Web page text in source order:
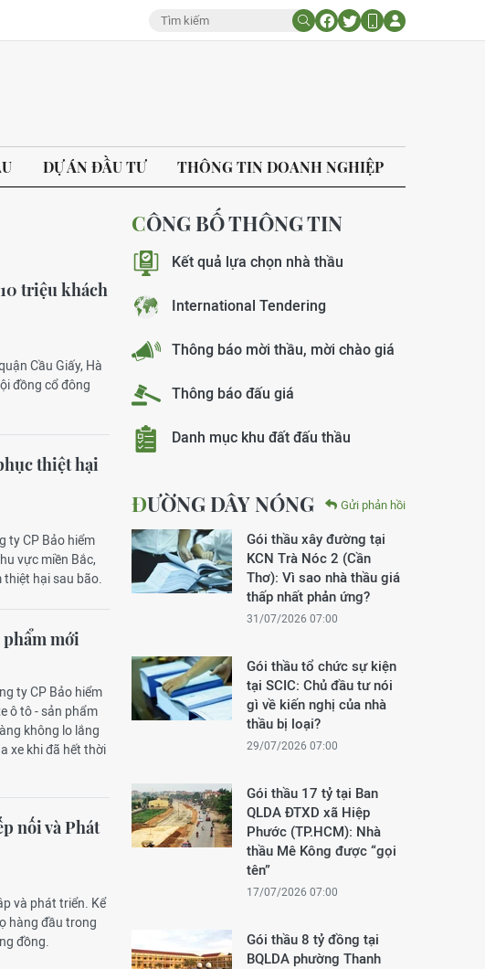
DỰ ÁN ĐẦU TƯ THÔNG TIN DOANH NGHIỆP
triệu khách
Cầu Giấy, Hà
đồng cổ đông
thiệt hại
ty CP Bảo hiểm
vực miền Bắc,
hại sau bão.
phẩm mới
ty CP Bảo hiểm
ô tô - sản phẩm
không lo lắng
xe khi đã hết thời
nối và Phát
và phát triển. Kể
hàng đầu trong
đồng.
CÔNG BỐ THÔNG TIN
Kết quả lựa chọn nhà thầu
International Tendering
Thông báo mời thầu, mời chào giá
Thông báo đấu giá
Danh mục khu đất đấu thầu
ĐƯỜNG DÂY NÓNG Gửi phản hồi
Gói thầu xây đường tại
KCN Trà Nóc 2 (Cần
Thơ): Vì sao nhà thầu giá
thấp nhất phản ứng?
31/07/2026 07:00
Gói thầu tổ chức sự kiện
tại SCIC: Chủ đầu tư nói
gì về kiến nghị của nhà
thầu bị loại?
29/07/2026 07:00
Gói thầu 17 tỷ tại Ban
QLDA ĐTXD xã Hiệp
Phước (TP.HCM): Nhà
thầu Mê Kông được “gọi
tên”
17/07/2026 07:00
Gói thầu 8 tỷ đồng tại
BQLDA phường Thanh